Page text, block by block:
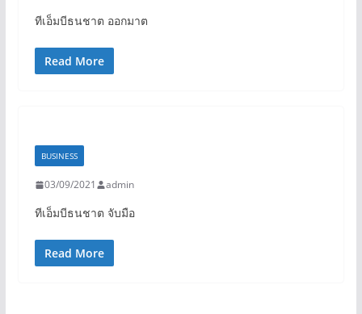
ทีเอ็มบีธนชาต ออกมาต
Read More
BUSINESS
03/09/2021 admin
ทีเอ็มบีธนชาต จับมือ
Read More